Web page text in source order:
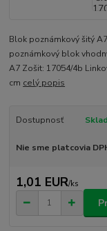
Blok poznámkový šitý
poznámkový blok
A7 Zošit: 17054/4b
cm celý popis
Dostupnosť
Nie sme platcovia
1,01 EUR/ks